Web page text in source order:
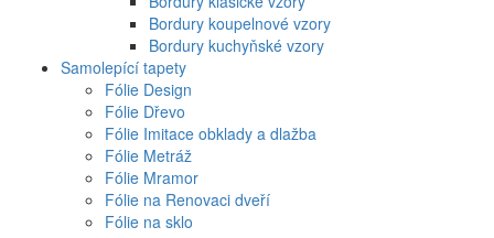
Bordury koupelnové vzory
Bordury kuchyňské vzory
Samolepící tapety
Fólie Design
Fólie Dřevo
Fólie Imitace obklady a dlažba
Fólie Metráž
Fólie Mramor
Fólie na Renovaci dveří
Fólie na sklo